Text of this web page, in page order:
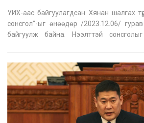
УИХ-аас байгуулагдсан Хянан шалгах түр
сонсгол”-ыг өнөөдөр /2023.12.06/
байгуулж байна. Нээлттэй
захирал асан Б.Г